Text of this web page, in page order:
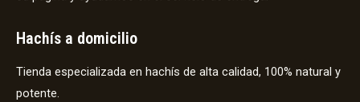
Hachís a domicilio
Tienda especializada en hachís de alta calidad, 100% natural y
potente.